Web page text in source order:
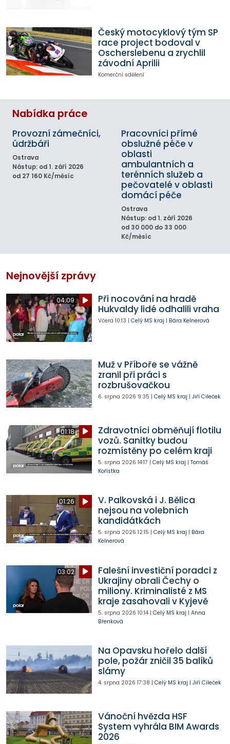
Český motocyklový tým SP
race project bodoval v
Oscherslebenu a zrychlil
závodní Aprilii
Komerční sdělení
Nabídka práce
Provozní zámečníci,
údržbáři
Ostrava
Nástup: od 1. září 2026
od 27 160 Kč/měsíc
Pracovníci přímé
obslužné péče v
oblasti
ambulantních a
terénních služeb a
pečovatelé v oblasti
domácí péče
Ostrava
Nástup: od 1. září 2026
od 30 000 do 33 000
Kč/měsíc
Nejnovější zprávy
04:09
Při nocování na hradě
Hukvaldy lidé odhalili vraha
Včera 10:13 | Celý MS kraj | Bára Kelnerová
Muž v Příboře se vážně
zranil při práci s
rozbrušovačkou
6. srpna 2026 9:35 | Celý MS kraj | Jiří Cileček
01:18
Zdravotníci obměňují flotilu
vozů. Sanitky budou
rozmístěny po celém kraji
5. srpna 2026 14:17 | Celý MS kraj | Tomáš
Kořistka
01:26
V. Palkovská i J. Bělica
nejsou na volebních
kandidátkách
5. srpna 2026 12:15 | Celý MS kraj | Bára
Kelnerová
03:02
Falešní investiční poradci z
Ukrajiny obrali Čechy o
miliony. Kriminalisté z MS
kraje zasahovali v Kyjevě
5. srpna 2026 10:14| Celý MS kraj | Anna
Břenková
Na Opavsku hořelo další
pole, požár zničil 35 balíků
slámy
4. srpna 2026 17:38 | Celý MS kraj | Jiří Cileček
Vánoční hvězda HSF
System vyhrála BIM Awards
2026